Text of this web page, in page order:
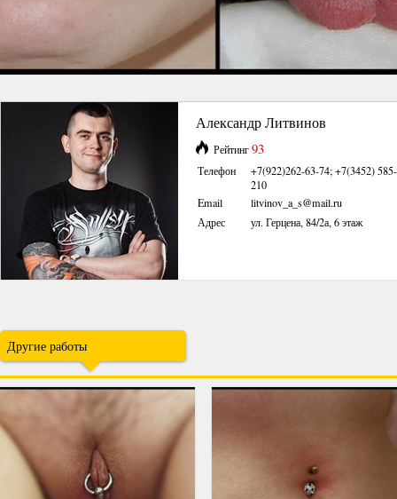
Александр Литвинов
Рейтинг93
Телефон
+7(922)262-63-74; +7(3452) 585-
210
Email
litvinov_a_s@mail.ru
Адрес
ул. Герцена, 84/2а, 6 этаж
Другие работы